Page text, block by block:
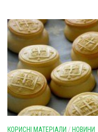
КОРИСНІ МАТЕРІАЛИ / НОВИНИ